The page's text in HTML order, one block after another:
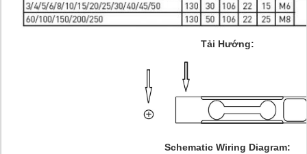
Tải Hướng:
Schematic Wiring Diagram: